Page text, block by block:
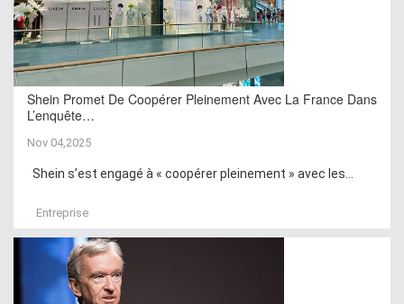
Shein Promet De Coopérer Pleinement Avec La France Dans
L’enquête…
Nov 04,2025
Shein s’est engagé à « coopérer pleinement » avec les...
Entreprise